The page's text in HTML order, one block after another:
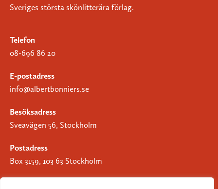
Sveriges största skönlitterära förlag.
Telefon
08-696 86 20
E-postadress
info@albertbonniers.se
Besöksadress
Sveavägen 56, Stockholm
Postadress
Box 3159, 103 63 Stockholm